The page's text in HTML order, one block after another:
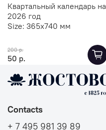
Квартальный календарь на
2026 год
Size: 365х740 мм
200 р.
50 р.
Contacts
+ 7 495 981 39 89